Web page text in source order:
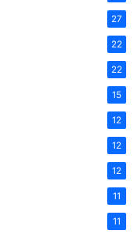
27
22
22
15
12
12
12
11
11